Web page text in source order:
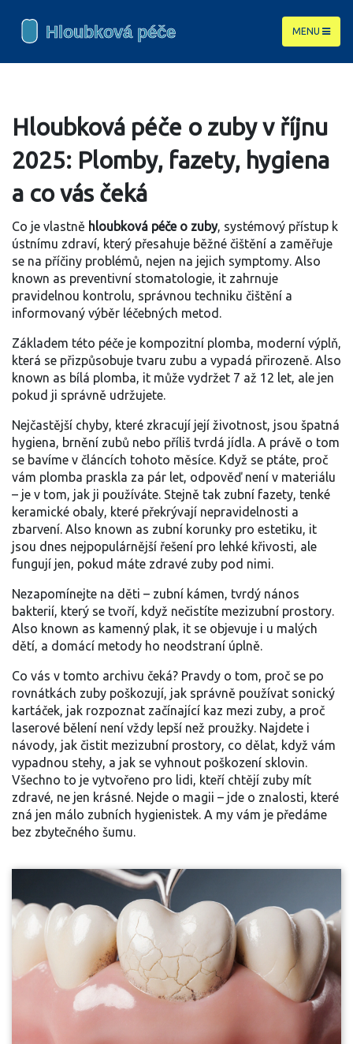
MENU
Hloubková péče o zuby v říjnu
2025: Plomby, fazety, hygiena
a co vás čeká
Co je vlastně hloubková péče o zuby, systémový přístup k
ústnímu zdraví, který přesahuje běžné čištění a zaměřuje
se na příčiny problémů, nejen na jejich symptomy. Also
known as preventivní stomatologie, it zahrnuje
pravidelnou kontrolu, správnou techniku čištění a
informovaný výběr léčebných metod .
Základem této péče je kompozitní plomba, moderní výplň,
která se přizpůsobuje tvaru zubu a vypadá přirozeně. Also
known as bílá plomba, it může vydržet 7 až 12 let, ale jen
pokud ji správně udržujete.
Nejčastější chyby, které zkracují její životnost, jsou špatná
hygiena, brnění zubů nebo příliš tvrdá jídla. A právě o tom
se bavíme v článcích tohoto měsíce. Když se ptáte, proč
vám plomba praskla za pár let, odpověď není v materiálu
– je v tom, jak ji používáte. Stejně tak zubní fazety, tenké
keramické obaly, které překrývají nepravidelnosti a
zbarvení. Also known as zubní korunky pro estetiku, it
jsou dnes nejpopulárnější řešení pro lehké křivosti, ale
fungují jen, pokud máte zdravé zuby pod nimi.
Nezapomínejte na děti – zubní kámen, tvrdý nános
bakterií, který se tvoří, když nečistíte mezizubní prostory.
Also known as kamenný plak, it se objevuje i u malých
dětí, a domácí metody ho neodstraní úplně.
Co vás v tomto archivu čeká? Pravdy o tom, proč se po
rovnátkách zuby poškozují, jak správně používat sonický
kartáček, jak rozpoznat začínající kaz mezi zuby, a proč
laserové bělení není vždy lepší než proužky. Najdete i
návody, jak čistit mezizubní prostory, co dělat, když vám
vypadnou stehy, a jak se vyhnout poškození sklovin.
Všechno to je vytvořeno pro lidi, kteří chtějí zuby mít
zdravé, ne jen krásné. Nejde o magii – jde o znalosti, které
zná jen málo zubních hygienistek. A my vám je předáme
bez zbytečného šumu.